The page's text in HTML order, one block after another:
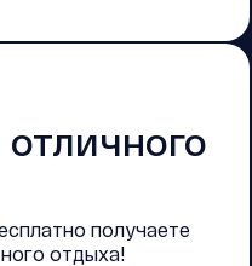
получаете
отдыха!